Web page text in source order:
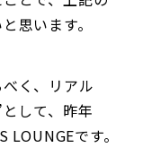
思います。
く、リアル
して、昨年
です。